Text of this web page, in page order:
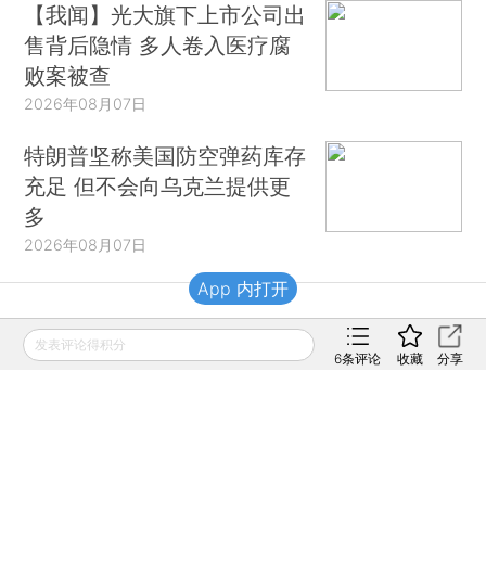
【我闻】光大旗下上市公司出
售背后隐情 多人卷入医疗腐
败案被查
2026年08月07日
特朗普坚称美国防空弹药库存
充足 但不会向乌克兰提供更
多
2026年08月07日
财新移动
发表评论得积分
6条评论 收藏 分享
App 内打开